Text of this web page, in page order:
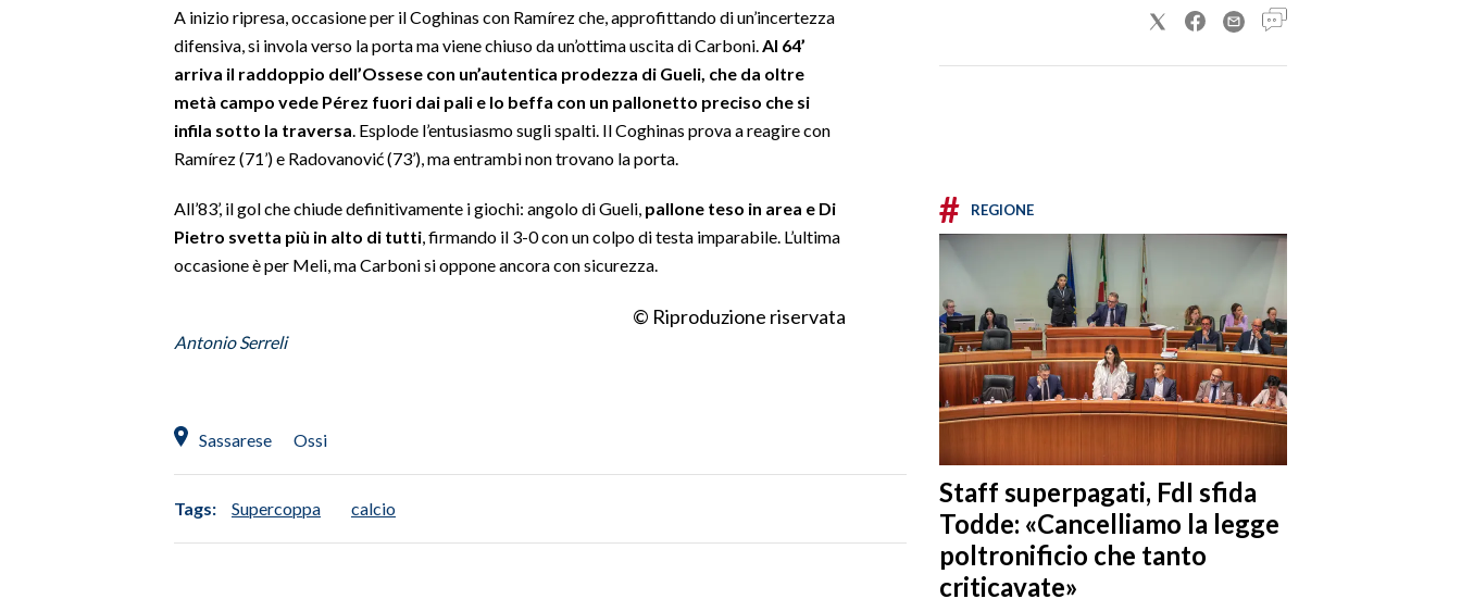
A inizio ripresa, occasione per il Coghinas con Ramírez che, approfittando di un’incertezza
difensiva, si invola verso la porta ma viene chiuso da un’ottima uscita di Carboni.Al 64’
arriva il raddoppio dell’Ossese con un’autentica prodezza di Gueli, che da oltre
metà campo vede Pérez fuori dai pali e lo beffa con un pallonetto preciso che si
infila sotto la traversa. Esplode l’entusiasmo sugli spalti. Il Coghinas prova a reagire con
Ramírez (71’) e Radovanović (73’), ma entrambi non trovano la porta.
All’83’, il gol che chiude definitivamente i giochi: angolo di Gueli, pallone teso in area e Di
Pietro svetta più in alto di tutti, firmando il 3-0 con un colpo di testa imparabile. L’ultima
occasione è per Meli, ma Carboni si oppone ancora con sicurezza.
© Riproduzione riservata
Antonio Serreli
Sassarese Ossi
Tags: Supercoppa calcio
# REGIONE
Staff superpagati, FdI sfida
Todde: «Cancelliamo la legge
poltronificio che tanto
criticavate»